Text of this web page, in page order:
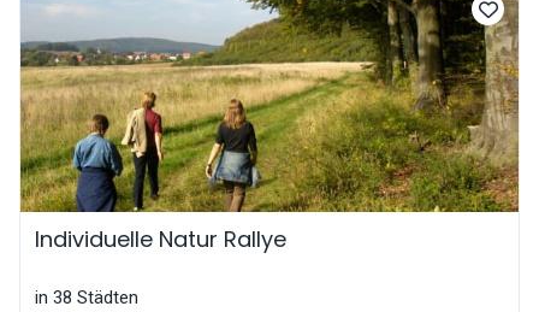
Individuelle Natur Rallye
in 38 Städten